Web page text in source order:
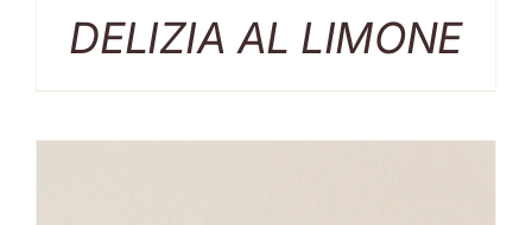
DELIZIA AL LIMONE